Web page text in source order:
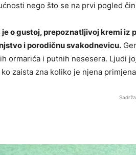
nego što se na prvi pogled
je o gustoj, prepoznatljivoj kremi iz
i porodičnu svakodnevicu.
ormarića i putnih nesesera. Ljudi
ko zaista zna koliko je njena